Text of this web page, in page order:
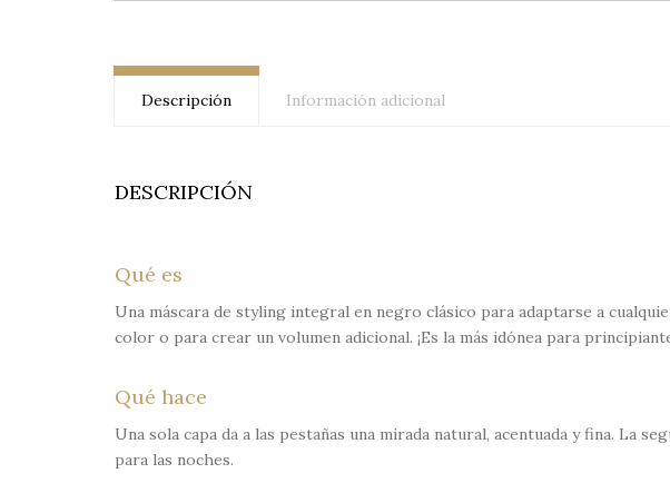
Descripción Información adicional
DESCRIPCIÓN
Qué es
Una máscara de styling integral en negro clásico para adaptarse a
color o para crear un volumen adicional. ¡Es la más idónea para
Qué hace
Una sola capa da a las pestañas una mirada natural, acentuada y fina. La
para las noches.